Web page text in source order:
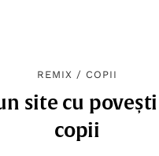
REMIX / COPII
site cu
copii